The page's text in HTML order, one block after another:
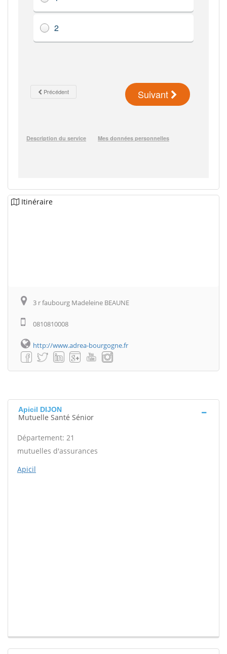
Itinéraire
3 r faubourg Madeleine BEAUNE
0810810008
http://www.adrea-bourgogne.fr
Apicil DIJON
Mutuelle Santé Sénior
Département: 21
mutuelles d'assurances
Apicil